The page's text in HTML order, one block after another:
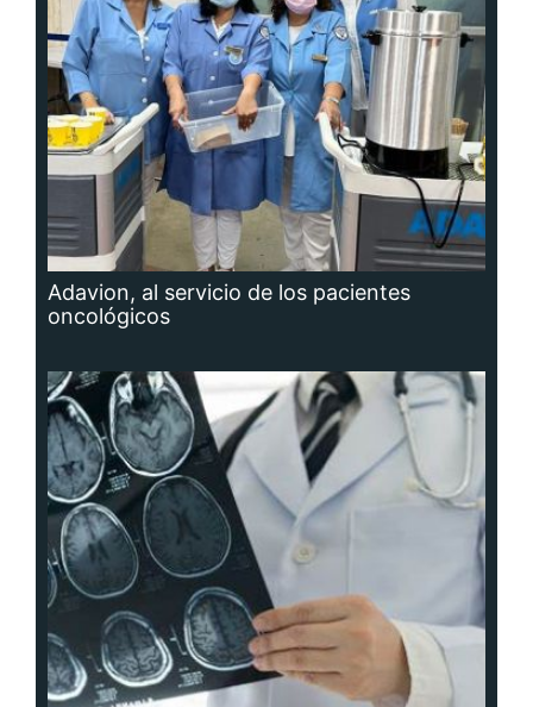
Adavion, al servicio de los pacientes
oncológicos